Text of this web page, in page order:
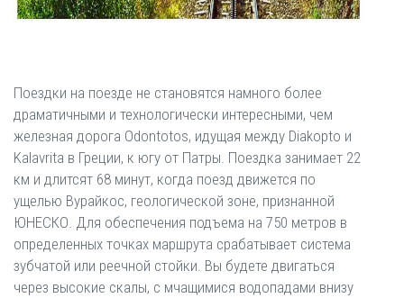
Поездки на поезде не становятся намного более
драматичными и технологически интересными, чем
железная дорога Odontotos, идущая между Diakopto и
Kalavrita в Греции, к югу от Патры. Поездка занимает 22
км и длитсят 68 минут, когда поезд движется по
ущелью Вурайкос, геологической зоне, признанной
ЮНЕСКО. Для обеспечения подъема на 750 метров в
определенных точках маршрута срабатывает система
зубчатой ​​или реечной стойки. Вы будете двигаться
через высокие скалы, с мчащимися водопадами внизу